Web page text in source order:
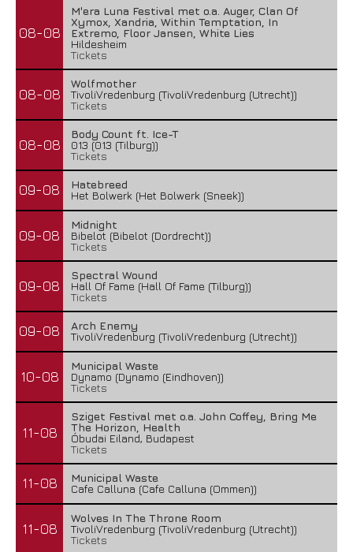
08-08
M'era Luna Festival met o.a. Auger, Clan Of
Xymox, Xandria, Within Temptation, In
Extremo, Floor Jansen, White Lies
Hildesheim
Tickets
08-08
Wolfmother
TivoliVredenburg (TivoliVredenburg (Utrecht))
Tickets
08-08
Body Count ft. Ice-T
013 (013 (Tilburg))
Tickets
09-08
Hatebreed
Het Bolwerk (Het Bolwerk (Sneek))
09-08
Midnight
Bibelot (Bibelot (Dordrecht))
Tickets
09-08
Spectral Wound
Hall Of Fame (Hall Of Fame (Tilburg))
Tickets
09-08
Arch Enemy
TivoliVredenburg (TivoliVredenburg (Utrecht))
10-08
Municipal Waste
Dynamo (Dynamo (Eindhoven))
Tickets
11-08
Sziget Festival met o.a. John Coffey, Bring Me
The Horizon, Health
Óbudai Eiland, Budapest
Tickets
11-08
Municipal Waste
Cafe Calluna (Cafe Calluna (Ommen))
11-08
Wolves In The Throne Room
TivoliVredenburg (TivoliVredenburg (Utrecht))
Tickets